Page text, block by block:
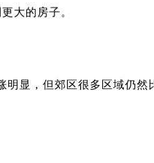
大的房子。
显，但郊区很多区域仍然